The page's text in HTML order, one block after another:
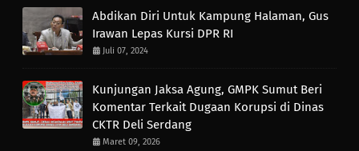
Abdikan Diri Untuk Kampung Halaman, Gus
Irawan Lepas Kursi DPR RI
Juli 07, 2024
Kunjungan Jaksa Agung, GMPK Sumut Beri
Komentar Terkait Dugaan Korupsi di Dinas
CKTR Deli Serdang
Maret 09, 2026